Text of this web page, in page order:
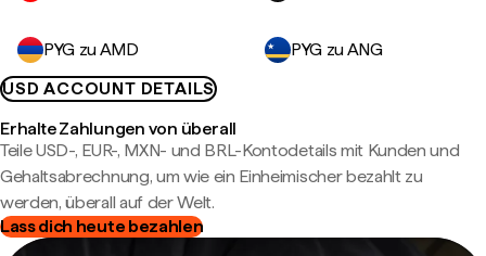
PYG zu AMD
PYG zu ANG
USD ACCOUNT DETAILS
Erhalte Zahlungen von überall
Teile USD-, EUR-, MXN- und BRL-Kontodetails mit Kunden und
Gehaltsabrechnung, um wie ein Einheimischer bezahlt zu
werden, überall auf der Welt.
Lass dich heute bezahlen